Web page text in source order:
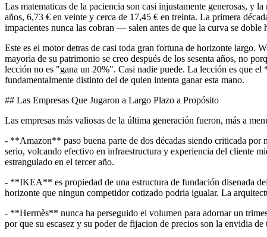
Las matematicas de la paciencia son casi injustamente generosas, y
años, 6,73 € en veinte y cerca de 17,45 € en treinta. La primera
impacientes nunca las cobran — salen antes de que la curva se doble
Este es el motor detras de casi toda gran fortuna de horizonte
mayoria de su patrimonio se creo después de los sesenta años, no
lección no es "gana un 20%". Casi nadie puede. La lección es que
fundamentalmente distinto del de quien intenta ganar esta mano.
## Las Empresas Que Jugaron a Largo Plazo a Propósito
Las empresas más valiosas de la última generación fueron, más a
- **Amazon** paso buena parte de dos décadas siendo criticada
serio, volcando efectivo en infraestructura y experiencia del cliente
estrangulado en el tercer año.
- **IKEA** es propiedad de una estructura de fundación disenada
horizonte que ningun competidor cotizado podria igualar. La
- **Hermès** nunca ha perseguido el volumen para adornar un
por que su escasez y su poder de fijacion de precios son la envidia